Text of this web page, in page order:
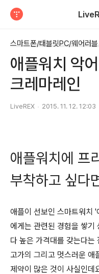
애플워치 악
크레마레인
LiveREX 2015. 11. 12. 12:03
애플워치에 프
부착하고 싶다
애플이 선보인 스마트워치
에게는 관련된 경험을 쌓기
다 높은 가격대를 갖는다는
고가의 그리고 멋스러운 애
제약이 많은 것이 사실인데